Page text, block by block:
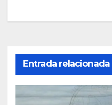
Entrada relacionada